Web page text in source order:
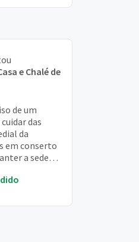
e Chalé de
de um
das
da
em conserto
a sede